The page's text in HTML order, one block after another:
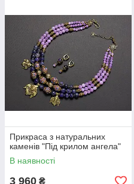
Прикраса з натуральних
каменів "Під крилом ангела"
В наявності
3 960 ₴